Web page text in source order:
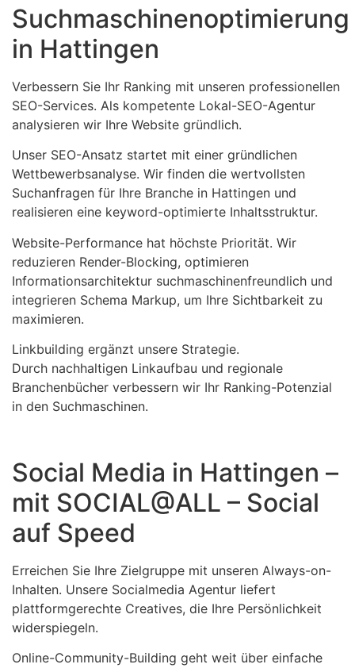
Suchmaschinenoptimierung
in Hattingen
Verbessern Sie Ihr Ranking mit unseren professionellen
SEO-Services. Als kompetente Lokal-SEO-Agentur
analysieren wir Ihre Website gründlich.
Unser SEO-Ansatz startet mit einer gründlichen
Wettbewerbsanalyse. Wir finden die wertvollsten
Suchanfragen für Ihre Branche in Hattingen und
realisieren eine keyword-optimierte Inhaltsstruktur.
Website-Performance hat höchste Priorität. Wir
reduzieren Render-Blocking, optimieren
Informationsarchitektur suchmaschinenfreundlich und
integrieren Schema Markup, um Ihre Sichtbarkeit zu
maximieren.
Linkbuilding ergänzt unsere Strategie.
Durch nachhaltigen Linkaufbau und regionale
Branchenbücher verbessern wir Ihr Ranking-Potenzial
in den Suchmaschinen.
Social Media in Hattingen –
mit SOCIAL@ALL – Social
auf Speed
Erreichen Sie Ihre Zielgruppe mit unseren Always-on-
Inhalten. Unsere Socialmedia Agentur liefert
plattformgerechte Creatives, die Ihre Persönlichkeit
widerspiegeln.
Online-Community-Building geht weit über einfache